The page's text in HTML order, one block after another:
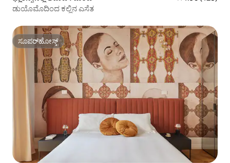
ಡುಯೊಮೊದಿಂದ ಕಲ್ಲಿನ ಎಸೆತ
ಸೂಪರ್‌ಹೋಸ್ಟ್
ಸೂಪರ್‌ಹೋಸ್ಟ್